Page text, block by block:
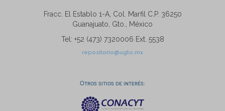
Fracc. El Establo 1-A, Col. Marfil C.P. 36250
Guanajuato, Gto., México
Tel: +52 (473) 7320006 Ext. 5538
repositorio@ugto.mx
Otros sitios de interés: